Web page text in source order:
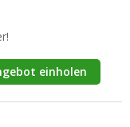
einholen